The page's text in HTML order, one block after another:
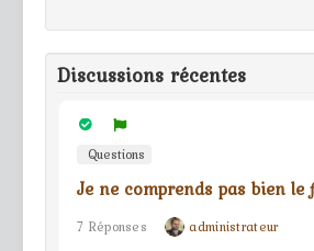
Discussions récentes
Questions
Je ne comprends pas bien le
7 Réponses
administrateur